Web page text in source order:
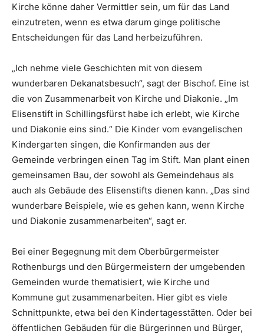
Kirche könne daher Vermittler sein, um für das Land
einzutreten, wenn es etwa darum ginge politische
Entscheidungen für das Land herbeizuführen.
„Ich nehme viele Geschichten mit von diesem
wunderbaren Dekanatsbesuch“, sagt der Bischof. Eine ist
die von Zusammenarbeit von Kirche und Diakonie. „Im
Elisenstift in Schillingsfürst habe ich erlebt, wie Kirche
und Diakonie eins sind.“ Die Kinder vom evangelischen
Kindergarten singen, die Konfirmanden aus der
Gemeinde verbringen einen Tag im Stift. Man plant einen
gemeinsamen Bau, der sowohl als Gemeindehaus als
auch als Gebäude des Elisenstifts dienen kann. „Das sind
wunderbare Beispiele, wie es gehen kann, wenn Kirche
und Diakonie zusammenarbeiten“, sagt er.
Bei einer Begegnung mit dem Oberbürgermeister
Rothenburgs und den Bürgermeistern der umgebenden
Gemeinden wurde thematisiert, wie Kirche und
Kommune gut zusammenarbeiten. Hier gibt es viele
Schnittpunkte, etwa bei den Kindertagesstätten. Oder bei
öffentlichen Gebäuden für die Bürgerinnen und Bürger,